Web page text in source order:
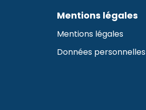
Mentions légales
Mentions légales
Données personnelles